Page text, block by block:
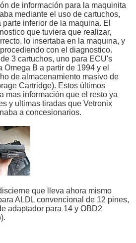
de información para la maquinita
mediante el uso de cartuchos,
inferior de la maquina. El
que tuviera que realizar,
lo insertaba en la maquina, y
con el diagnostico.
3 cartuchos, uno para ECU's
Omega B a partir de 1994 y el
de almacenamiento masivo de
Cartridge). Estos últimos
mas información que el resto ya
y ultimas tiradas que Vetronix
a concesionarios.
que lleva ahora mismo
ALDL convencional de 12 pines,
adaptador para 14 y OBD2